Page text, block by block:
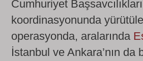
Cumhuriyet
koordinasyonunda
operasyonda, aralarında
İstanbul ve Ankara’nın da